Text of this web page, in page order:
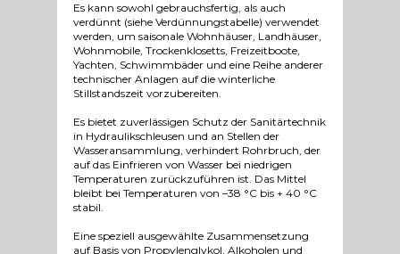
Es kann sowohl gebrauchsfertig, als auch
verdünnt (siehe Verdünnungstabelle) verwendet
werden, um saisonale Wohnhäuser, Landhäuser,
Wohnmobile, Trockenklosetts, Freizeitboote,
Yachten, Schwimmbäder und eine Reihe anderer
technischer Anlagen auf die winterliche
Stillstandszeit vorzubereiten.
Es bietet zuverlässigen Schutz der Sanitärtechnik
in Hydraulikschleusen und an Stellen der
Wasseransammlung, verhindert Rohrbruch, der
auf das Einfrieren von Wasser bei niedrigen
Temperaturen zurückzuführen ist. Das Mittel
bleibt bei Temperaturen von –38 °C bis + 40 °C
stabil.
Eine speziell ausgewählte Zusammensetzung
auf Basis von Propylenglykol, Alkoholen und